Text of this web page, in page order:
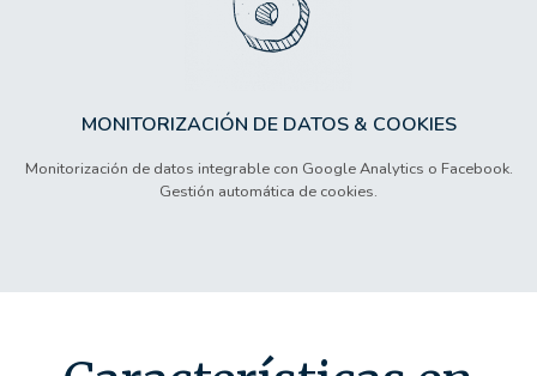
MONITORIZACIÓN DE DATOS & COOKIES
Monitorización de datos integrable con Google Analytics o Facebook.
Gestión automática de cookies.